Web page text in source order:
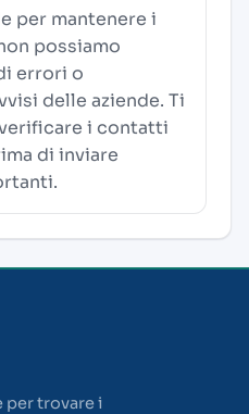
per mantenere i
possiamo
errori o
delle aziende. Ti
i contatti
di inviare
per trovare i